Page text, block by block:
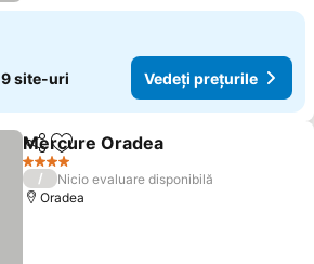
9 site-uri Vedeți prețurile
DistribuițiAdăugaţi la favorite
Mercure Oradea
4 Stele
/
Nicio evaluare disponibilă
Oradea